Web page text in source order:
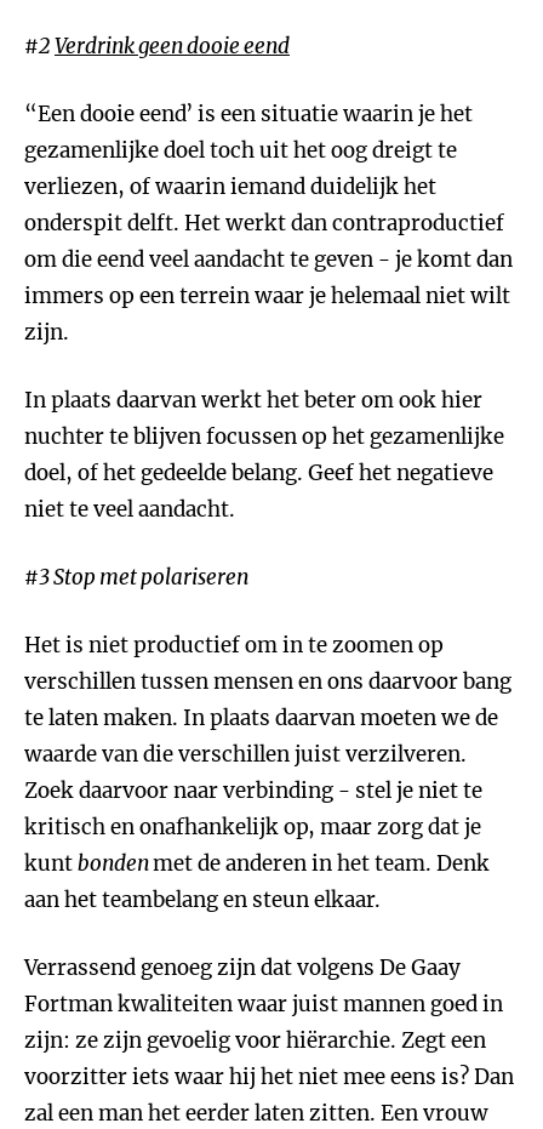
#2Verdrink geen dooie eend
“Een dooie eend’ is een situatie waarin je het
gezamenlijke doel toch uit het oog dreigt te
verliezen, of waarin iemand duidelijk het
onderspit delft. Het werkt dan contraproductief
om die eend veel aandacht te geven - je komt dan
immers op een terrein waar je helemaal niet wilt
zijn.
In plaats daarvan werkt het beter om ook hier
nuchter te blijven focussen op het gezamenlijke
doel, of het gedeelde belang. Geef het negatieve
niet te veel aandacht.
#3 Stop met polariseren
Het is niet productief om in te zoomen op
verschillen tussen mensen en ons daarvoor bang
te laten maken. In plaats daarvan moeten we de
waarde van die verschillen juist verzilveren.
Zoek daarvoor naar verbinding - stel je niet te
kritisch en onafhankelijk op, maar zorg dat je
kuntbondenmet de anderen in het team. Denk
aan het teambelang en steun elkaar.
Verrassend genoeg zijn dat volgens De Gaay
Fortman kwaliteiten waar juist mannen goed in
zijn: ze zijn gevoelig voor hiërarchie. Zegt een
voorzitter iets waar hij het niet mee eens is? Dan
zal een man het eerder laten zitten. Een vrouw